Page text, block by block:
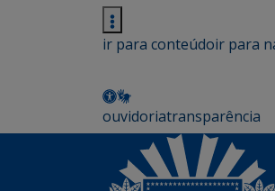
ir para conteúdoir para
ouvidoriatransparência